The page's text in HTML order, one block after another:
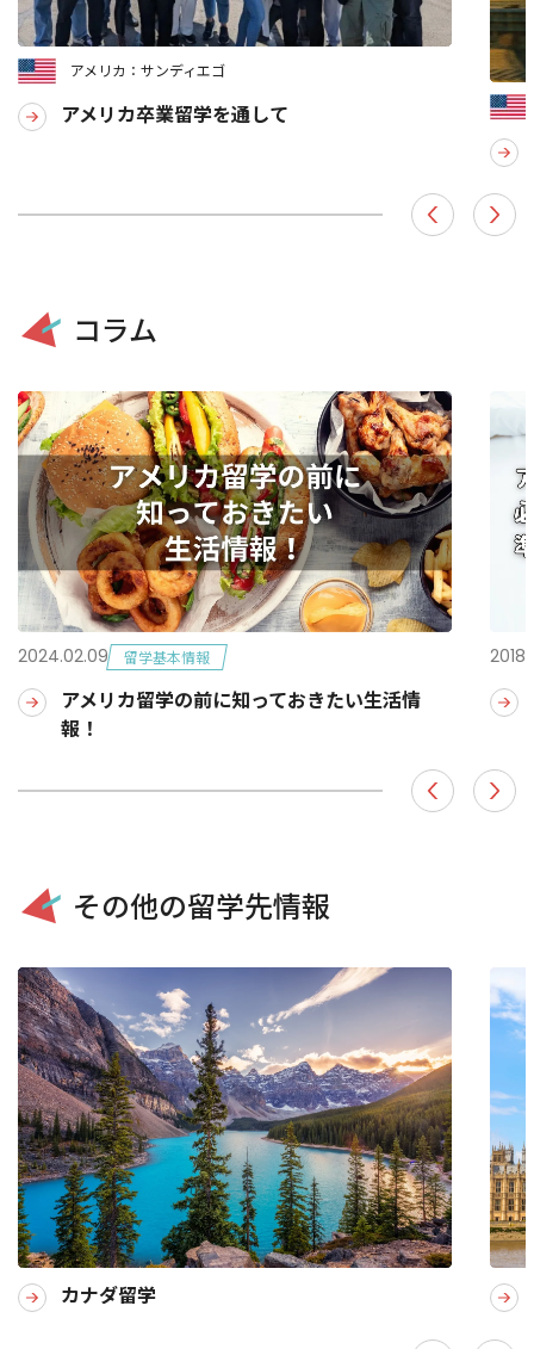
アメリカ：サンディエゴ
アメリカ卒業留学を通して
コラム
2024.02.09 留学基本情報
アメリカ留学の前に知っておきたい生活情
報！
その他の留学先情報
カナダ留学